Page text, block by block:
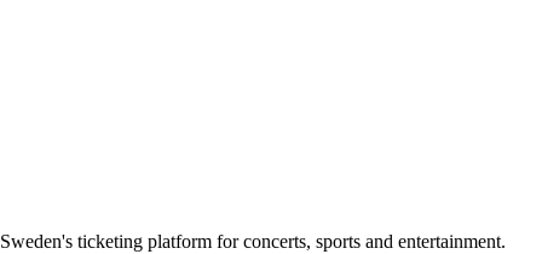
Sweden's ticketing platform for concerts, sports and entertainment.